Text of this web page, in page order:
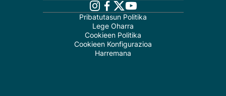
Pribatutasun Politika
Lege Oharra
Cookieen Politika
Cookieen Konfigurazioa
Harremana